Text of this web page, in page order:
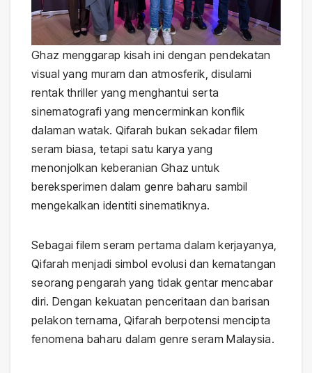
Ghaz menggarap kisah ini dengan pendekatan
visual yang muram dan atmosferik, disulami
rentak thriller yang menghantui serta
sinematografi yang mencerminkan konflik
dalaman watak. Qifarah bukan sekadar filem
seram biasa, tetapi satu karya yang
menonjolkan keberanian Ghaz untuk
bereksperimen dalam genre baharu sambil
mengekalkan identiti sinematiknya.
Sebagai filem seram pertama dalam kerjayanya,
Qifarah menjadi simbol evolusi dan kematangan
seorang pengarah yang tidak gentar mencabar
diri. Dengan kekuatan penceritaan dan barisan
pelakon ternama, Qifarah berpotensi mencipta
fenomena baharu dalam genre seram Malaysia.